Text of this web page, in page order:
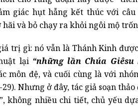
giác hụt hẫng kết thúc với câu
hãi và bỏ chạy ra khỏi ngôi mộ
trị gì: nó vẫn là Thánh Kinh
lại “những lần Chúa Giêsu
môn đệ, và cuối cùng là với
Nhưng ở đây, tác giả soạn thảo
không nhiều chi tiết, chủ yếu